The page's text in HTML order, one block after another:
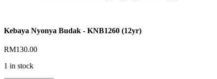
Kebaya Nyonya Budak - KNB1260 (12yr)
RM130.00
1 in stock